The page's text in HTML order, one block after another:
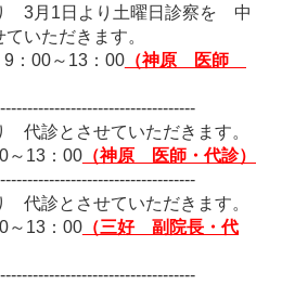
月1日より土曜日診察を 中
いただきます。
00～13：00（神原 医師
診とさせていただきます。
～13：00（神原 医師・代診）
診とさせていただきます。
～13：00（三好 副院長・代